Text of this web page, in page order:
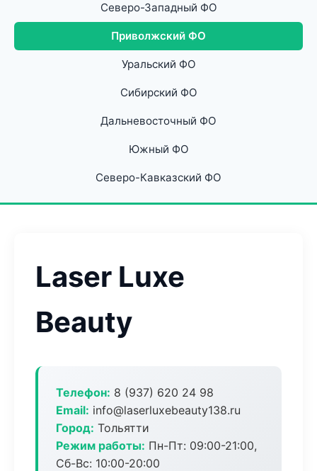
Северо-Западный ФО
Приволжский ФО
Уральский ФО
Сибирский ФО
Дальневосточный ФО
Южный ФО
Северо-Кавказский ФО
Laser Luxe
Beauty
Телефон: 8 (937) 620 24 98
Email: info@laserluxebeauty138.ru
Город: Тольятти
Режим работы: Пн-Пт: 09:00-21:00,
Сб-Вс: 10:00-20:00